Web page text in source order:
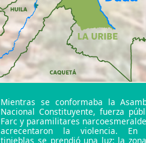
Mientras se conformaba la
Nacional Constituyente, fuerza
Farc y paramilitares
acrecentaron la violencia. En
tinieblas se prendió una luz: la